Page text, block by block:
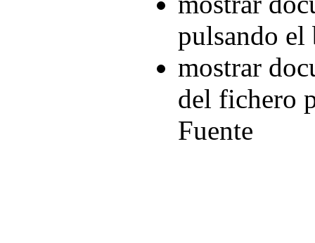
pulsando
mostrar
del fichero
Fuente